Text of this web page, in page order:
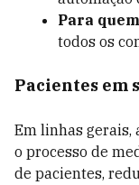
Para
todos os
Pacientes em
Em linhas gerais,
o processo de
de pacientes,